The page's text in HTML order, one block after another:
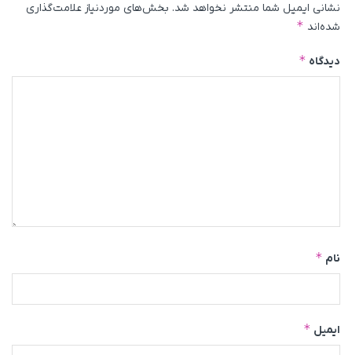
نشانی ایمیل شما منتشر نخواهد شد. بخش‌های موردنیاز علامت‌گذاری
شده‌اند *
دیدگاه *
نام *
ایمیل *